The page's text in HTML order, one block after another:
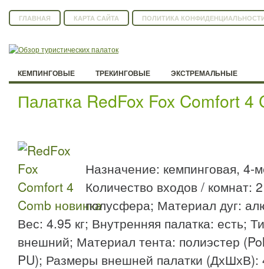
ГЛАВНАЯ КАРТА САЙТА ПОЛИТИКА
КЕМПИНГОВЫЕ ТРЕКИНГОВЫЕ ЭКСТРЕМАЛЬНЫЕ
Палатка RedFox Fox Comfort 4
Назначение: кемпинговая, 4-
Количество входов / комнат:
полусфера; Материал дуг:
Вес: 4.95 кг; Внутренняя палатка: есть;
внешний; Материал тента: полиэстер
PU); Размеры внешней палатки (ДхШхВ):